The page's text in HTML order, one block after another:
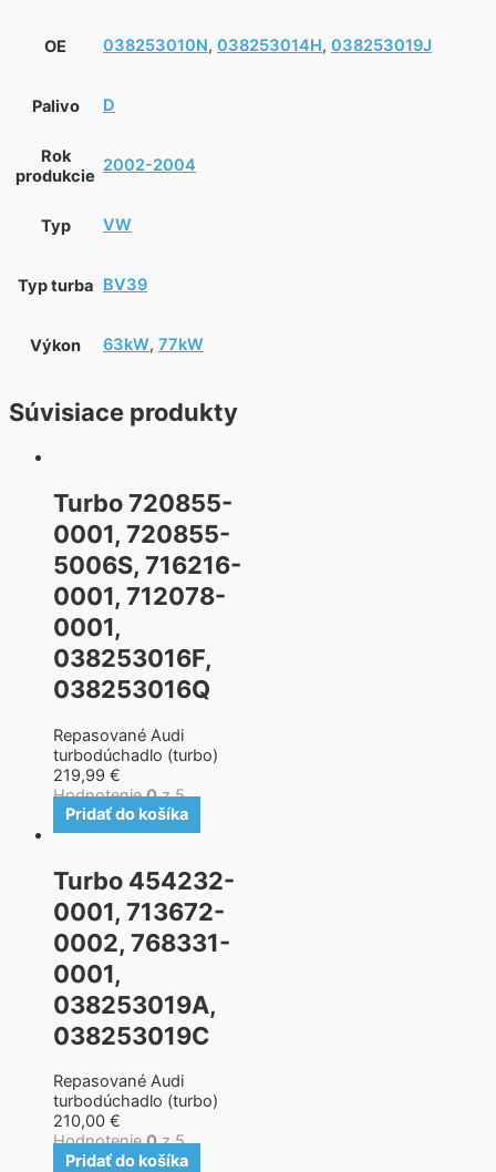
OE 038253010N, 038253014H, 038253019J
Palivo D
Rok
produkcie
2002-2004
Typ VW
Typ turba BV39
Výkon 63kW, 77kW
Súvisiace produkty
Turbo 720855-
0001, 720855-
5006S, 716216-
0001, 712078-
0001,
038253016F,
038253016Q
Repasované Audi
turbodúchadlo (turbo)
219,99 €
Hodnotenie0z 5
Pridať do košíka
Turbo 454232-
0001, 713672-
0002, 768331-
0001,
038253019A,
038253019C
Repasované Audi
turbodúchadlo (turbo)
210,00 €
Hodnotenie0z 5
Pridať do košíka